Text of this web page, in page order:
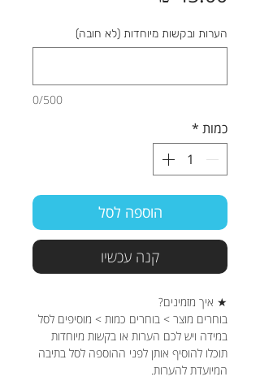
הערות ובקשות מיוחדות (לא חובה)
0/500
כמות *
הוספה לסל
קנה עכשיו
★ איך מזמינים?
בוחרים מוצר > בוחרים כמות > מוסיפים לסל
במידה ויש לכם הערות או בקשות מיוחדות
תוכלו להוסיף אותן לפני ההוספה לסל בתיבה
המיועדת להערות.